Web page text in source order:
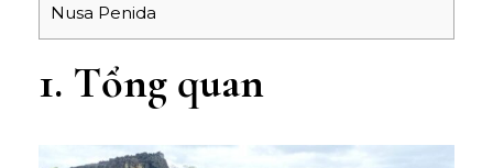
Nusa Penida
1. Tổng quan